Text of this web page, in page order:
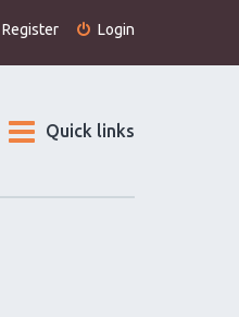
Login
Register
Quick links